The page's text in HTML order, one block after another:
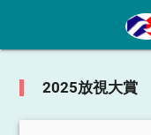
2025放視大賞